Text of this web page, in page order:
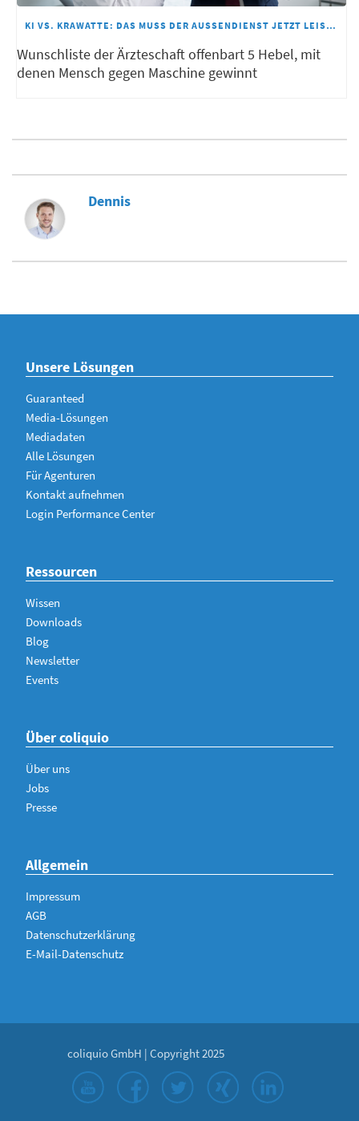
KI VS. KRAWATTE: DAS MUSS DER AUSSENDIENST JETZT LEISTEN
Wunschliste der Ärzteschaft offenbart 5 Hebel, mit
denen Mensch gegen Maschine gewinnt
Dennis
Unsere Lösungen
Guaranteed
Media-Lösungen
Mediadaten
Alle Lösungen
Für Agenturen
Kontakt aufnehmen
Login Performance Center
Ressourcen
Wissen
Downloads
Blog
Newsletter
Events
Über coliquio
Über uns
Jobs
Presse
Allgemein
Impressum
AGB
Datenschutzerklärung
E-Mail-Datenschutz
coliquio GmbH | Copyright 2025